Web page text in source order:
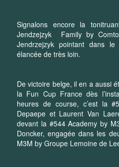
Signalons encore la
Jendzejzyk Family by
Jendrzejzyk pointant dans
élancée de très loin.
De victoire belge, il en a aussi
la Fun Cup France dès
heures de course, c’est la
Depaepe et Laurent Van
devant la #544 Academy by
Doncker, engagée dans les
M3M by Groupe Lemoine de